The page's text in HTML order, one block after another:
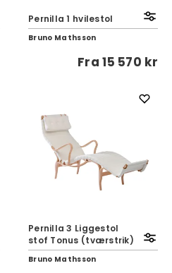
Pernilla 1 hvilestol
Bruno Mathsson
Fra15 570 kr
Pernilla 3 Liggestol
stof Tonus (tværstrik)
Bruno Mathsson